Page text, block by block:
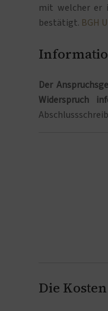
mit welcher er
bestätigt. BGH
Der
Widerspruch
Die